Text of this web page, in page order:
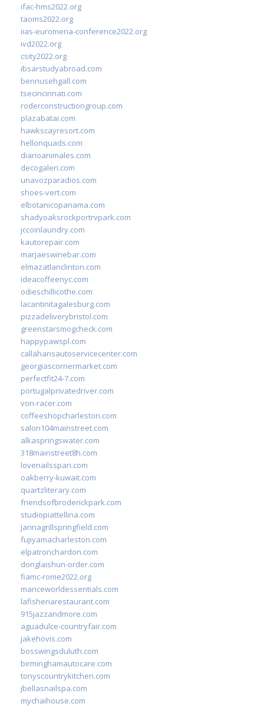
ifac-hms2022.org
taoms2022.org
iias-euromena-conference2022.org
ivd2022.org
csity2022.org
ibsarstudyabroad.com
bennusehgall.com
tsecincinnati.com
roderconstructiongroup.com
plazabatai.com
hawkscayresort.com
hellonquads.com
diarioanimales.com
decogaleri.com
unavozparadios.com
shoes-vert.com
elbotanicopanama.com
shadyoaksrockportrvpark.com
jccoinlaundry.com
kautorepair.com
marjaeswinebar.com
elmazatlanclinton.com
ideacoffeenyc.com
odieschillicothe.com
lacantinitagalesburg.com
pizzadeliverybristol.com
greenstarsmogcheck.com
happypawspl.com
callahansautoservicecenter.com
georgiascornermarket.com
perfectfit24-7.com
portugalprivatedriver.com
von-racer.com
coffeeshopcharleston.com
salon104mainstreet.com
alkaspringswater.com
318mainstreet8h.com
lovenailsspari.com
oakberry-kuwait.com
quartzliterary.com
friendsofbroderickpark.com
studiopiattellina.com
jannagrillspringfield.com
fujiyamacharleston.com
elpatronchardon.com
donglaishun-order.com
fiamc-rome2022.org
mariceworldessentials.com
lafisheriarestaurant.com
915jazzandmore.com
aguadulce-countryfair.com
jakehovis.com
bosswingsduluth.com
birminghamautocare.com
tonyscountrykitchen.com
jbellasnailspa.com
mychaihouse.com